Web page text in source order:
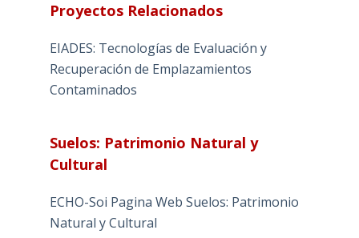
Proyectos Relacionados
EIADES: Tecnologías de Evaluación y
Recuperación de Emplazamientos
Contaminados
Suelos: Patrimonio Natural y
Cultural
ECHO-Soi Pagina Web Suelos: Patrimonio
Natural y Cultural